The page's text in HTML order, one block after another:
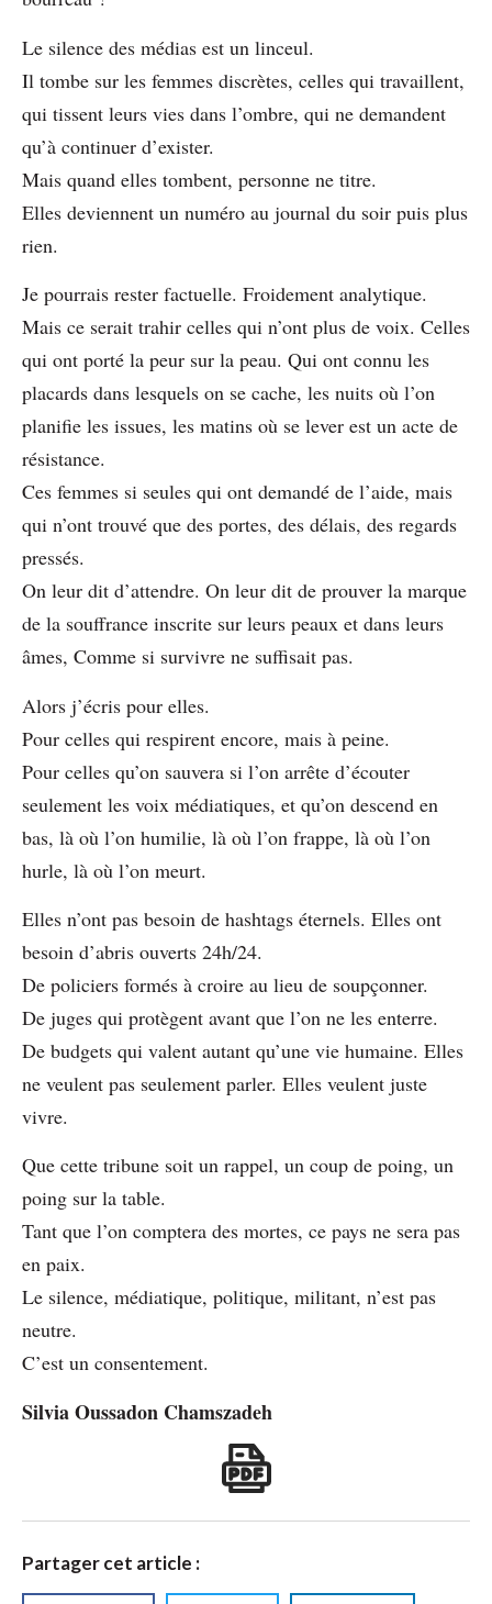
Le silence des médias est un linceul.
Il tombe sur les femmes discrètes, celles qui travaillent,
qui tissent leurs vies dans l’ombre, qui ne demandent
qu’à continuer d’exister.
Mais quand elles tombent, personne ne titre.
Elles deviennent un numéro au journal du soir puis plus
rien.
Je pourrais rester factuelle. Froidement analytique.
Mais ce serait trahir celles qui n’ont plus de voix. Celles
qui ont porté la peur sur la peau. Qui ont connu les
placards dans lesquels on se cache, les nuits où l’on
planifie les issues, les matins où se lever est un acte de
résistance.
Ces femmes si seules qui ont demandé de l’aide, mais
qui n’ont trouvé que des portes, des délais, des regards
pressés.
On leur dit d’attendre. On leur dit de prouver la marque
de la souffrance inscrite sur leurs peaux et dans leurs
âmes, Comme si survivre ne suffisait pas.
Alors j’écris pour elles.
Pour celles qui respirent encore, mais à peine.
Pour celles qu’on sauvera si l’on arrête d’écouter
seulement les voix médiatiques, et qu’on descend en
bas, là où l’on humilie, là où l’on frappe, là où l’on
hurle, là où l’on meurt.
Elles n’ont pas besoin de hashtags éternels. Elles ont
besoin d’abris ouverts 24h/24.
De policiers formés à croire au lieu de soupçonner.
De juges qui protègent avant que l’on ne les enterre.
De budgets qui valent autant qu’une vie humaine. Elles
ne veulent pas seulement parler. Elles veulent juste
vivre.
Que cette tribune soit un rappel, un coup de poing, un
poing sur la table.
Tant que l’on comptera des mortes, ce pays ne sera pas
en paix.
Le silence, médiatique, politique, militant, n’est pas
neutre.
C’est un consentement.
Silvia Oussadon Chamszadeh
Partager cet article :